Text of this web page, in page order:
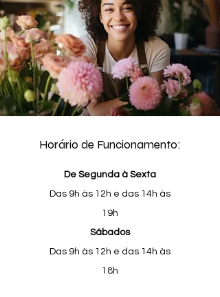
Horário de Funcionamento:
De Segunda à Sexta
Das 9h às 12h e das 14h às
19h
Sábados
Das 9h às 12h e das 14h às
18h